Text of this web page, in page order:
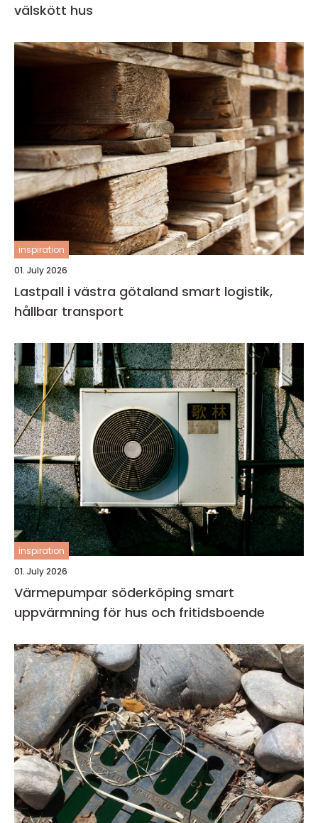
välskött hus
inspiration
01. July 2026
Lastpall i västra götaland smart logistik,
hållbar transport
inspiration
01. July 2026
Värmepumpar söderköping smart
uppvärmning för hus och fritidsboende